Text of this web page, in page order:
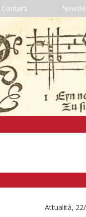
Contatti
Attualità,